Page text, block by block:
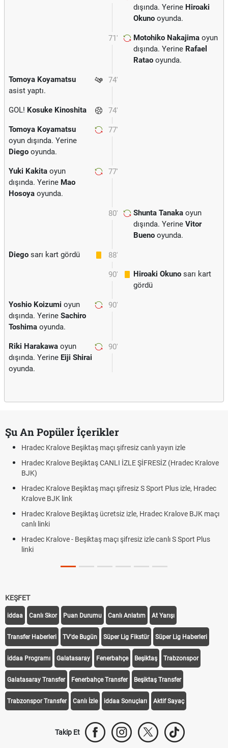
dışında. Yerine Hiroaki
Okuno oyunda.
71' Motohiko Nakajima oyun
dışında. Yerine Rafael
Ratao oyunda.
74'
Tomoya Koyamatsu
asist yaptı.
74'
GOL! Kosuke Kinoshita
77'
Tomoya Koyamatsu
oyun dışında. Yerine
Diego oyunda.
77'
Yuki Kakita oyun
dışında. Yerine Mao
Hosoya oyunda.
80' Shunta Tanaka oyun
dışında. Yerine Vitor
Bueno oyunda.
88'
Diego sarı kart gördü
90' Hiroaki Okuno sarı kart
gördü
90'
Yoshio Koizumi oyun
dışında. Yerine Sachiro
Toshima oyunda.
90'
Riki Harakawa oyun
dışında. Yerine Eiji Shirai
oyunda.
Şu An Popüler İçerikler
Hradec Kralove Beşiktaş maçı şifresiz canlı yayın izle
Hradec Kralove Beşiktaş CANLI İZLE ŞİFRESİZ (Hradec Kralove
BJK)
Hradec Kralove Beşiktaş maçı şifresiz S Sport Plus izle, Hradec
Kralove BJK link
Hradec Kralove Beşiktaş ücretsiz izle, Hradec Kralove BJK maçı
canlı linki
Hradec Kralove - Beşiktaş maçı şifresiz izle canlı S Sport Plus
linki
KEŞFET
iddaa Canlı Skor Puan Durumu Canlı Anlatım At Yarışı
Transfer Haberleri TV'de Bugün Süper Lig Fikstür Süper Lig Haberleri
iddaa Programı Galatasaray Fenerbahçe Beşiktaş Trabzonspor
Galatasaray Transfer Fenerbahçe Transfer Beşiktaş Transfer
Trabzonspor Transfer Canlı İzle iddaa Sonuçları Aktif Sayaç
Takip Et